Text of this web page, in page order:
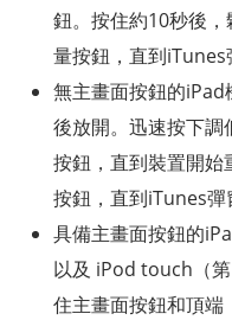
鈕。按住約10秒後
量按鈕，直到iTunes
無主畫面按鈕的iPad
後放開。迅速按下調
按鈕，直到裝置開始
按鈕，直到iTunes彈
具備主畫面按鈕的
以及 iPod touch（
住主畫面按鈕和頂端